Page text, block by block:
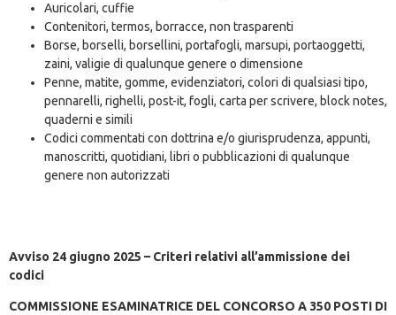
Auricolari, cuffie
Contenitori, termos, borracce, non trasparenti
Borse, borselli, borsellini, portafogli, marsupi, portaoggetti,
zaini, valigie di qualunque genere o dimensione
Penne, matite, gomme, evidenziatori, colori di qualsiasi tipo,
pennarelli, righelli, post-it, fogli, carta per scrivere, block notes,
quaderni e simili
Codici commentati con dottrina e/o giurisprudenza, appunti,
manoscritti, quotidiani, libri o pubblicazioni di qualunque
genere non autorizzati
Avviso 24 giugno 2025 – Criteri relativi all’ammissione dei
codici
COMMISSIONE ESAMINATRICE DEL CONCORSO A 350 POSTI DI